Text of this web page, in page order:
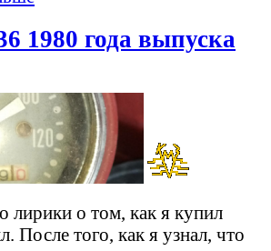
1980 года выпуска
лирики о том, как я купил
После того, как я узнал, что